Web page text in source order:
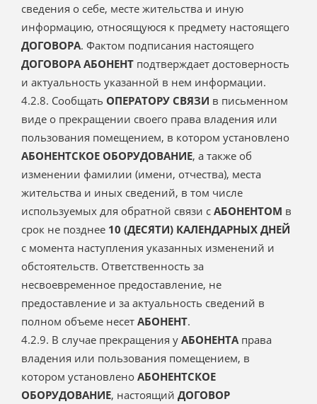
сведения о себе, месте жительства и иную
информацию, относящуюся к предмету настоящего
ДОГОВОРА. Фактом подписания настоящего
ДОГОВОРА АБОНЕНТ подтверждает достоверность
и актуальность указанной в нем информации.
4.2.8. Сообщать ОПЕРАТОРУ СВЯЗИ в письменном
виде о прекращении своего права владения или
пользования помещением, в котором установлено
АБОНЕНТСКОЕ ОБОРУДОВАНИЕ, а также об
изменении фамилии (имени, отчества), места
жительства и иных сведений, в том числе
используемых для обратной связи с АБОНЕНТОМ в
срок не позднее 10 (ДЕСЯТИ) КАЛЕНДАРНЫХ ДНЕЙ
с момента наступления указанных изменений и
обстоятельств. Ответственность за
несвоевременное предоставление, не
предоставление и за актуальность сведений в
полном объеме несет АБОНЕНТ.
4.2.9. В случае прекращения у АБОНЕНТАправа
владения или пользования помещением, в
котором установлено АБОНЕНТСКОЕ
ОБОРУДОВАНИЕ, настоящий ДОГОВОР